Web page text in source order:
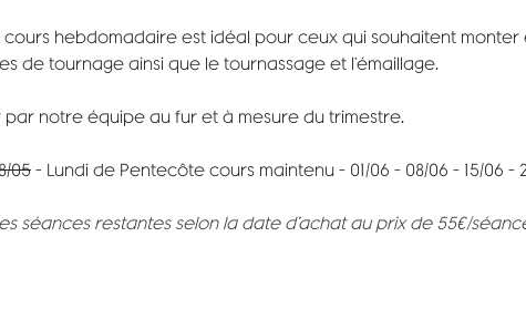
hebdomadaire est idéal pour ceux qui souhaitent
de tournage ainsi que le tournassage et l’émaillage.
notre équipe au fur et à mesure du trimestre.
05– Lundi de Pentecôte cours maintenu – 01/06 – 08/06 – 15/06 –
séances restantes selon la date d’achat au prix de 55€/